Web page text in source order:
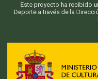
Este proyecto ha recibido
Deporte a través de la